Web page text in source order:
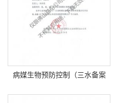
病媒生物预防控制（三水备案
书）